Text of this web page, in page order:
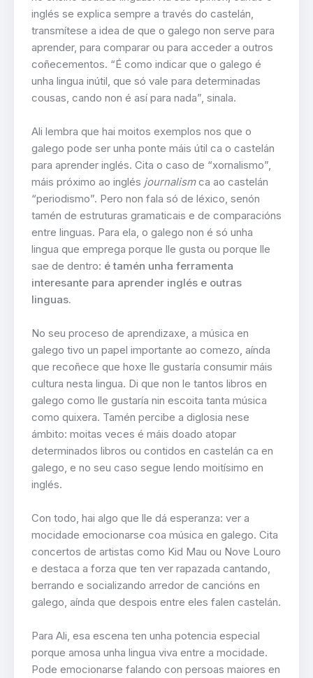
inglés se explica sempre a través do castelán,
transmítese a idea de que o galego non serve para
aprender, para comparar ou para acceder a outros
coñecementos. “É como indicar que o galego é
unha lingua inútil, que só vale para determinadas
cousas, cando non é así para nada”, sinala.
Ali lembra que hai moitos exemplos nos que o
galego pode ser unha ponte máis útil ca o castelán
para aprender inglés. Cita o caso de “xornalismo”,
máis próximo ao inglés journalismca ao castelán
“periodismo”. Pero non fala só de léxico, senón
tamén de estruturas gramaticais e de comparacións
entre linguas. Para ela, o galego non é só unha
lingua que emprega porque lle gusta ou porque lle
sae de dentro: é tamén unha ferramenta
interesante para aprender inglés e outras
linguas.
No seu proceso de aprendizaxe, a música en
galego tivo un papel importante ao comezo, aínda
que recoñece que hoxe lle gustaría consumir máis
cultura nesta lingua. Di que non le tantos libros en
galego como lle gustaría nin escoita tanta música
como quixera. Tamén percibe a diglosia nese
ámbito: moitas veces é máis doado atopar
determinados libros ou contidos en castelán ca en
galego, e no seu caso segue lendo moitísimo en
inglés.
Con todo, hai algo que lle dá esperanza: ver a
mocidade emocionarse coa música en galego. Cita
concertos de artistas como Kid Mau ou Nove Louro
e destaca a forza que ten ver rapazada cantando,
berrando e socializando arredor de cancións en
galego, aínda que despois entre eles falen castelán.
Para Ali, esa escena ten unha potencia especial
porque amosa unha lingua viva entre a mocidade.
Pode emocionarse falando con persoas maiores en